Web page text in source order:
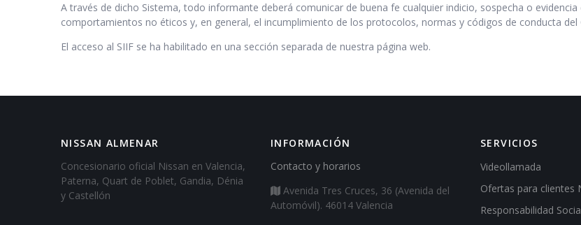
A través de dicho Sistema, todo informante deberá comunicar de buena fe cualquier indicio, sospecha o
comportamientos no éticos y, en general, el incumplimiento de los protocolos, normas y códigos de conducta del
El acceso al SIIF se ha habilitado en una sección separada de nuestra página web.
NISSAN ALMENAR
Concesionario oficial Nissan en Valencia,
Paterna, Quart de Poblet, Gandia, Dénia
y Castellón
INFORMACIÓN
Contacto y horarios
Avenida Tres Cruces, 36 (Avenida del
Automóvil). 46014 Valencia
SERVICIOS
Videollamada
Ofertas para clientes
Responsabilidad